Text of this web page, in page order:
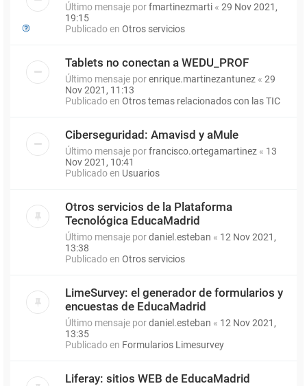
Último mensaje porfmartinezmarti « 29 Nov 2021,
19:15
Publicado en Otros servicios
Tablets no conectan a WEDU_PROF
Último mensaje porenrique.martinezantunez « 29
Nov 2021, 11:13
Publicado en Otros temas relacionados con las TIC
Ciberseguridad: Amavisd y aMule
Último mensaje porfrancisco.ortegamartinez « 13
Nov 2021, 10:41
Publicado en Usuarios
Otros servicios de la Plataforma
Tecnológica EducaMadrid
Último mensaje pordaniel.esteban « 12 Nov 2021,
13:38
Publicado en Otros servicios
LimeSurvey: el generador de formularios y
encuestas de EducaMadrid
Último mensaje pordaniel.esteban « 12 Nov 2021,
13:35
Publicado en Formularios Limesurvey
Liferay: sitios WEB de EducaMadrid